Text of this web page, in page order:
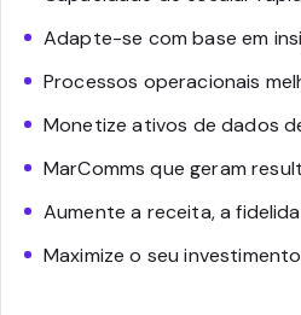
Adapte-se com base em
Processos operacionais
Monetize ativos de dados
MarComms que geram
Aumente a receita, a
Maximize o seu